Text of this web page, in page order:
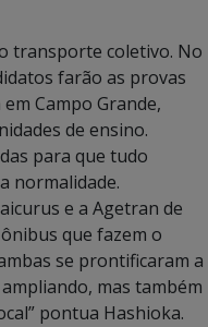
transporte coletivo. No
farão as provas
Campo Grande,
de ensino.
para que tudo
normalidade.
e a Agetran de
que fazem o
se prontificaram a
mas também
pontua Hashioka.